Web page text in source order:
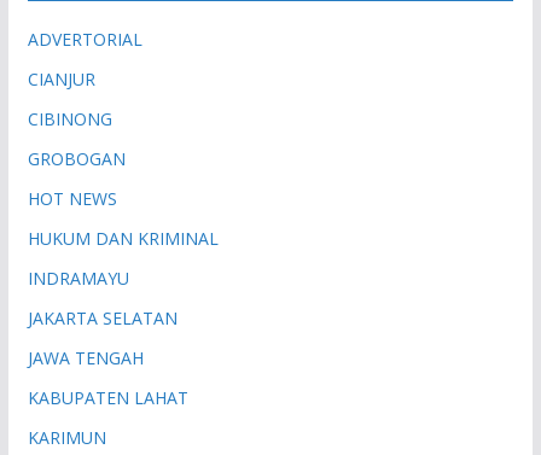
ADVERTORIAL
CIANJUR
CIBINONG
GROBOGAN
HOT NEWS
HUKUM DAN KRIMINAL
INDRAMAYU
JAKARTA SELATAN
JAWA TENGAH
KABUPATEN LAHAT
KARIMUN